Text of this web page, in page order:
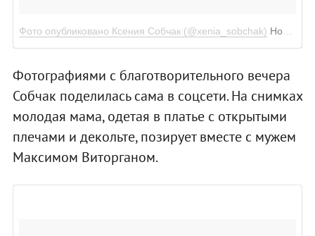
Фото опубликовано Ксения Собчак (@xenia_sobchak) Ноя 29 2016 в 2:01 PST
Фотографиями с благотворительного вечера
Собчак поделилась сама в соцсети. На снимках
молодая мама, одетая в платье с открытыми
плечами и декольте, позирует вместе с мужем
Максимом Виторганом.